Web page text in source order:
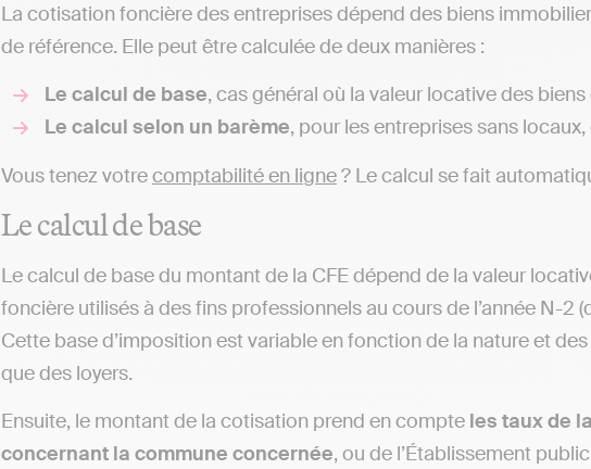
La cotisation foncière des entreprises dépend des biens
de référence. Elle peut être calculée de deux manières :
Le calcul de base, cas général où la valeur locative des
Le calcul selon un barème, pour les entreprises sans
Vous tenez votrecomptabilité en ligne? Le calcul se fait
Le calcul de base
Le calcul de base du montant de la CFE dépend de la valeur
foncière utilisés à des fins professionnels au cours de l’année N-
Cette base d’imposition est variable en fonction de la nature et
que des loyers.
Ensuite, le montant de la cotisation prend en compte les taux de
concernant la commune concernée, ou de l’Établissement